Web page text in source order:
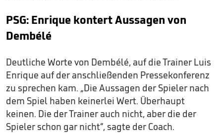
PSG: Enrique kontert Aussagen von
Dembélé
Deutliche Worte von Dembélé, auf die Trainer Luis
Enrique auf der anschließenden Pressekonferenz
zu sprechen kam. „Die Aussagen der Spieler nach
dem Spiel haben keinerlei Wert. Überhaupt
keinen. Die der Trainer auch nicht, aber die der
Spieler schon gar nicht“, sagte der Coach.